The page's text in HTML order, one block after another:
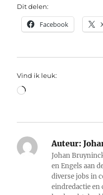
Dit delen:
Facebook
Vind ik leuk:
Aan
Auteur:
Johan
en Engels aan
diverse jobs in
eindredactie en